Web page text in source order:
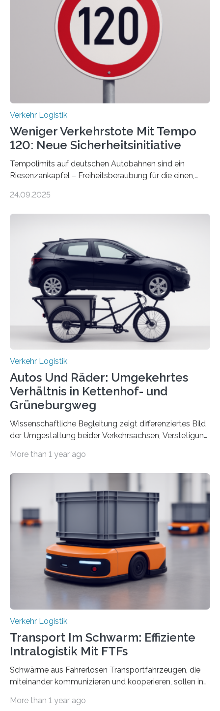
Verkehr Logistik
Weniger Verkehrstote Mit Tempo
120: Neue Sicherheitsinitiative
Tempolimits auf deutschen Autobahnen sind ein
Riesenzankapfel – Freiheitsberaubung für die einen,
Nach rund 50 Jahren hat eine Wissenschaftlerin der
die Zahl der Verkehrstoten sogar um 35 Prozent. Die
Studie ist in der Zeitschrift Transportation Research
Part A: Policy and Practice vom 5. August 2025 online
veröffentlicht. Die deutschen Autobahnen sind…
24.09.2025
Verkehr Logistik
Autos Und Räder: Umgekehrtes
Verhältnis in Kettenhof- und
Grüneburgweg
Wissenschaftliche Begleitung zeigt differenziertes Bild
der Umgestaltung beider Verkehrsachsen, Verstetigung
fördern sowie die Wohn- und Aufenthaltsqualität zu
an der Achse Kettenhofweg/Robert-Mayer-Straße
durch. Wie diese angenommen werden und was sie
bewirken, haben Forscher*innen der Frankfurt University
of Applied Sciences (Frankfurt UAS) untersucht und
ziehen insgesamt eine positive Bilanz. Gemeinsam mit
Vertreter*innen der Stadt Frankfurt stellten sie am 15.
Mai 2025…
More than 1 year ago
Verkehr Logistik
Transport Im Schwarm: Effiziente
Intralogistik Mit FTFs
Schwärme aus Fahrerlosen Transportfahrzeugen, die
miteinander kommunizieren und kooperieren, sollen in
An dieser innovativen Idee arbeiten Forschende aus
More than 1 year ago